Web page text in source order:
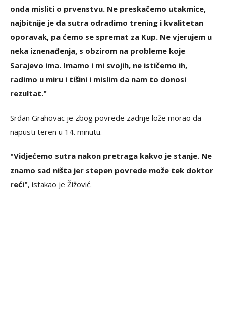
onda misliti o prvenstvu. Ne preskačemo utakmice,
najbitnije je da sutra odradimo trening i kvalitetan
oporavak, pa ćemo se spremat za Kup. Ne vjerujem u
neka iznenađenja, s obzirom na probleme koje
Sarajevo ima. Imamo i mi svojih, ne ističemo ih,
radimo u miru i tišini i mislim da nam to donosi
rezultat."
Srđan Grahovac je zbog povrede zadnje lože morao da
napusti teren u 14. minutu.
"Vidjećemo sutra nakon pretraga kakvo je stanje. Ne
znamo sad ništa jer stepen povrede može tek doktor
reći", istakao je Žižović.